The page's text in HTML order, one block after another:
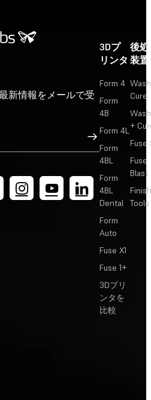
新情報をメールで受
サインアップ
3Dプ
リンタ
Form 4
Form
4B
Form 4L
Form
4BL
Form
4BL
Dental
Form
Auto
Fuse X1
Fuse 1+
3Dプリ
ンタを
比較
後
装置
Cure
+
Fuse
Fuse
Blast
Tools